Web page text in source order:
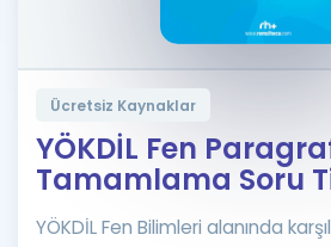
Puan Hesaplama
Rehberlik Aracı
ÖSYM Sınav Takvimi
Kariyer
Ücretsiz Kaynaklar
YÖKDİL Fen
Tamamlama Soru
YÖKDİL Fen Bilimleri alanında